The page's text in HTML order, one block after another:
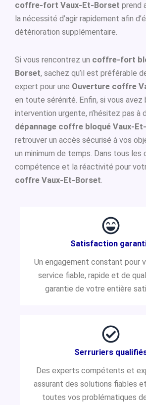
coffre-fort Vaux-Et-Borset prend
la nécessité d’agir rapidement afin
détérioration supplémentaire.
Si vous rencontrez un coffre-fort
Borset, sachez qu’il est préférable
expert pour une Ouverture coffre
en toute sérénité. Enfin, si vous avez
intervention urgente, n’hésitez pas à
dépannage coffre bloqué Vaux-
retrouver un accès sécurisé à vos
un minimum de temps. Dans tous les
compétence et la réactivité pour
coffre Vaux-Et-Borset.
Satisfaction
Un engagement constant pour
service fiable, rapide et de
garantie de votre entière
Serruriers
Des experts compétents et
assurant des solutions fiables
toutes vos problématiques